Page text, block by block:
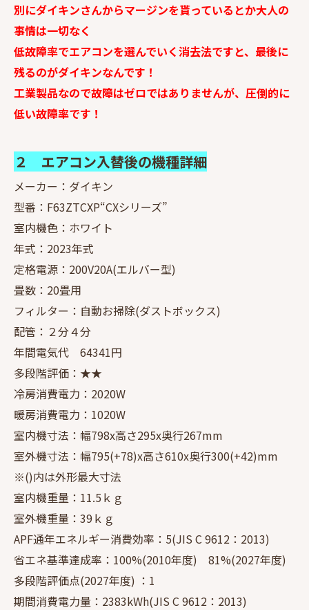
別にダイキンさんからマージンを貰っているとか大人の
事情は一切なく
低故障率でエアコンを選んでいく消去法ですと、 最後に
残るのがダイキンなんです！
工業製品なので故障はゼロではありませんが、 圧倒的に
低い故障率です！
２ エアコン入替後の機種詳細
メーカー：ダイキン
型番：F63ZTCXP“CXシリーズ”
室内機色：ホワイト
年式：2023年式
定格電源：200V20A(エルバー型)
畳数：20畳用
フィルター：自動お掃除(ダストボックス)
配管：２分４分
年間電気代 64341円
多段階評価：★★
冷房消費電力：2020W
暖房消費電力：1020W
室内機寸法：幅798x高さ295x奥行267mm
室外機寸法：幅795(+78)x高さ610x奥行300(+42)mm
※()内は外形最大寸法
室内機重量：11.5ｋｇ
室外機重量：39ｋｇ
APF通年エネルギー消費効率：5(JIS C 9612：2013)
省エネ基準達成率：100%(2010年度) 81%(2027年度)
多段階評価点(2027年度) ：1
期間消費電力量：2383kWh(JIS C 9612：2013)